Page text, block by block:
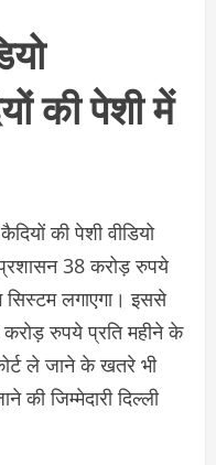
की पेशी में
की पेशी वीडियो
38 करोड़ रुपये
सिस्टम लगाएगा। इससे
रुपये प्रति महीने के
ले जाने के खतरे भी
की जिम्मेदारी दिल्ली